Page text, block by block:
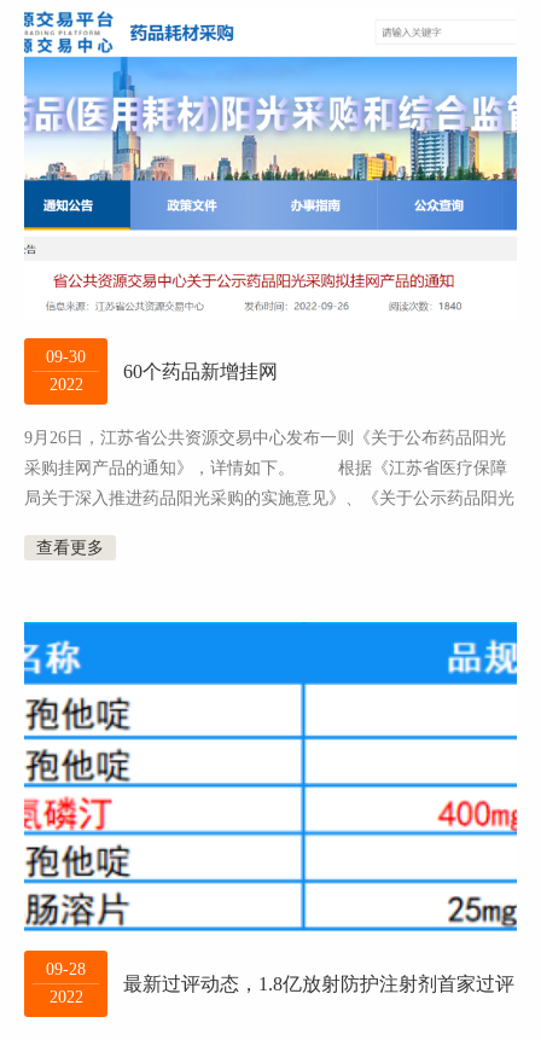
09-30
2022
60个药品新增挂网
9月26日，江苏省公共资源交易中心发布一则《关于公布药品阳光
采购挂网产品的通知》，详情如下。 根据《江苏省医疗保障
局关于深入推进药品阳光采购的实施意见》、《关于公示药品阳光
查看更多
09-28
2022
最新过评动态，1.8亿放射防护注射剂首家过评